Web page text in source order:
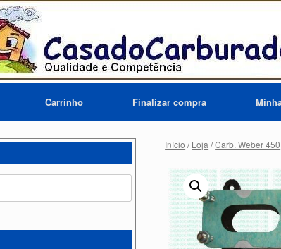
Carrinho Finalizar compra
Início /Loja /Carb. Weber 450